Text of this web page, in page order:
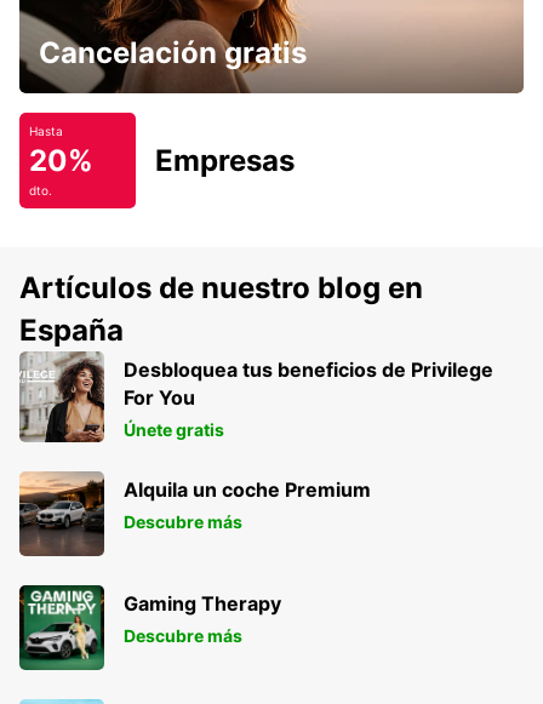
Cancelación gratis
Hasta
20%
dto.
Empresas
Artículos de nuestro blog en
España
Desbloquea tus beneficios de Privilege
For You
Únete gratis
Alquila un coche Premium
Descubre más
Gaming Therapy
Descubre más